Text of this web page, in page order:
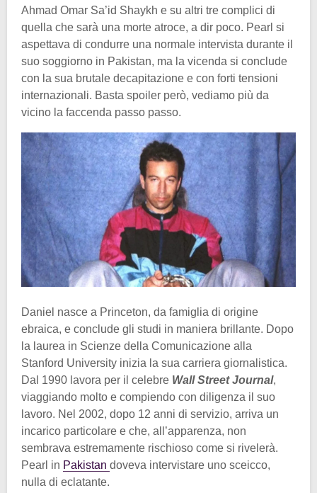
Ahmad Omar Sa’id Shaykh e su altri tre complici di
quella che sarà una morte atroce, a dir poco. Pearl si
aspettava di condurre una normale intervista durante il
suo soggiorno in Pakistan, ma la vicenda si conclude
con la sua brutale decapitazione e con forti tensioni
internazionali. Basta spoiler però, vediamo più da
vicino la faccenda passo passo.
Daniel nasce a Princeton, da famiglia di origine
ebraica, e conclude gli studi in maniera brillante. Dopo
la laurea in Scienze della Comunicazione alla
Stanford University inizia la sua carriera giornalistica.
Dal 1990 lavora per il celebre Wall Street Journal,
viaggiando molto e compiendo con diligenza il suo
lavoro. Nel 2002, dopo 12 anni di servizio, arriva un
incarico particolare e che, all’apparenza, non
sembrava estremamente rischioso come si rivelerà.
Pearl in Pakistan doveva intervistare uno sceicco,
nulla di eclatante.